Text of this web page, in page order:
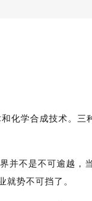
化学合成技术。三
并不是不可逾越，
势不可挡了。